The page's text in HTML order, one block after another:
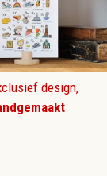
design,